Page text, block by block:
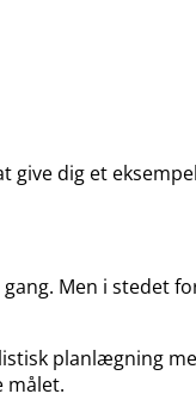
give dig et
Men i stedet
planlægning
målet.